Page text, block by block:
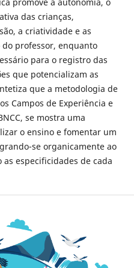
das crianças,
a criatividade e as
do professor, enquanto
para o registro das
que potencializam as
que a metodologia de
Campos de Experiência e
se mostra uma
o ensino e fomentar um
se organicamente ao
especificidades de cada